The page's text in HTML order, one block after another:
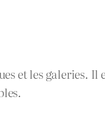
et les galeries.